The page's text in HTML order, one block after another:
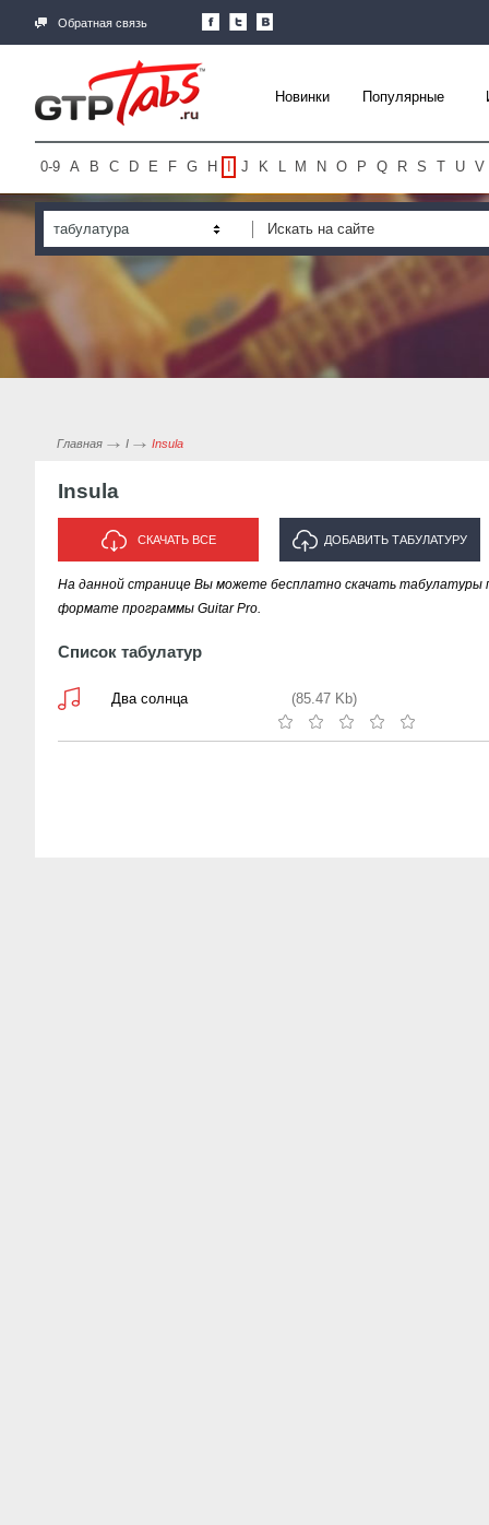
Обратная связь
Новинки Популярные
0-9 A B C D E F G H J K L M N O P Q R S T U V
табулатура
Главная I Insula
Insula
СКАЧАТЬ ВСЕ ДОБАВИТЬ ТАБУЛАТУРУ
ИСПОЛНИТЕЛЯ "INSULA"
На данной странице Вы можете бесплатно скачать табулатуры
формате программы Guitar Pro.
Список табулатур
Два солнца (85.47 Kb)